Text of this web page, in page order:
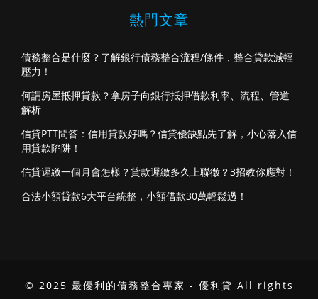
熱門文章
債務整合是什麼？了解銀行債務整合流程/條件，整合貸款減輕
壓力！
何謂房屋抵押貸款？拿房子向銀行抵押借款利率、流程、管道
解析
信貸PTT問答：信用貸款好嗎？信貸優缺點先了解，小心落入信
用貸款陷阱！
信貸遲繳一個月會怎樣？貸款遲繳多久上聯徵？3招教你應對！
合法小額貸款6大平台統整，小額借款30萬輕鬆過！
© 2025 最優利的債務整合專家 - 優利貸 All rights